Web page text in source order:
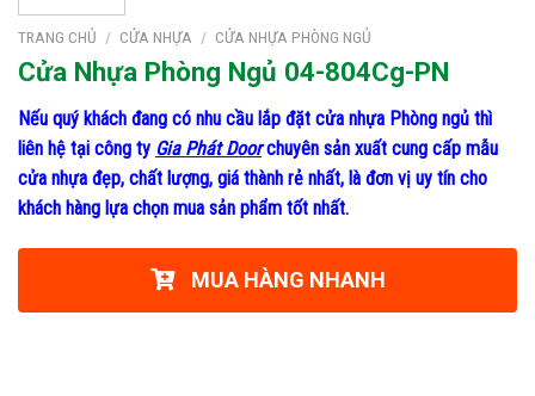
TRANG CHỦ / CỬA NHỰA / CỬA NHỰA PHÒNG NGỦ
Cửa Nhựa Phòng Ngủ 04-804Cg-PN
Nếu quý khách đang có nhu cầu lắp đặt cửa nhựa Phòng ngủ thì
liên hệ tại công ty Gia Phát Doorchuyên sản xuất cung cấp mẫu
cửa nhựa đẹp, chất lượng, giá thành rẻ nhất, là đơn vị uy tín cho
khách hàng lựa chọn mua sản phẩm tốt nhất.
MUA HÀNG NHANH